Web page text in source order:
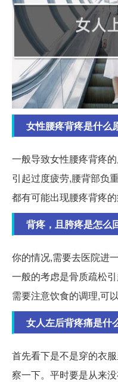
女性腰疼背疼是什么
一般导致女性腰疼背疼
引起过度疲劳,腰背部负
都有可能出现腰疼背疼的
背疼，且胯疼是怎么
你的情况,需要去医院进
一般的考虑是骨质疏松
需要注意饮食的调理,可
女人左后背疼痛是什
首先看下是不是穿的衣
察一下。平时要是从来